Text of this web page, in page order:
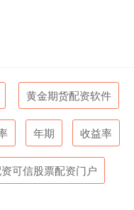
黄金期货配资软件
年期 收益率
可信股票配资门户